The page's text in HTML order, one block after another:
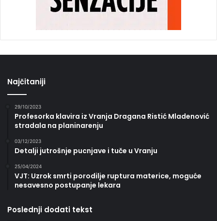
Najčitaniji
29/10/2023
Profesorka klavira iz Vranja Dragana Ristić Mladenović
stradala na planinarenju
03/12/2023
Detalji jutrošnje pucnjave i tuče u Vranju
25/04/2024
VJT: Uzrok smrti porodilje ruptura materice, moguće
nesavesno postupanje lekara
Poslednji dodati tekst